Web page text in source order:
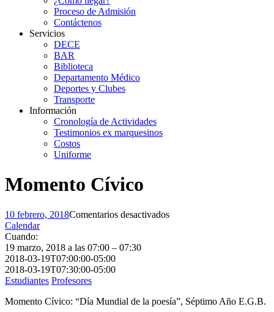
Proceso de Admisión
Contáctenos
Servicios
DECE
BAR
Biblioteca
Departamento Médico
Deportes y Clubes
Transporte
Información
Cronología de Actividades
Testimonios ex marquesinos
Costos
Uniforme
Momento Cívico
10 febrero, 2018Comentarios desactivadosen
Calendar
Cuando:
19 marzo, 2018 a las 07:00 – 07:30
2018-03-19T07:00:00-05:00
2018-03-19T07:30:00-05:00
Estudiantes Profesores
Momento Cívico: “Día Mundial de la poesía”, Séptimo Año E.G.B.